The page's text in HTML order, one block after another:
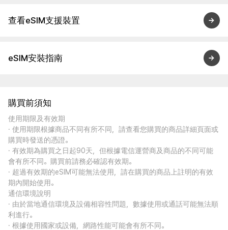
查看eSIM支援裝置
eSIM安裝指南
購買前須知
使用期限及有效期
· 使用期限根據商品不同有所不同，請查看您購買的商品詳細頁面或
購買時發送的憑證。
· 有效期為購買之日起90天，但根據電信運營商及商品的不同可能
會有所不同。購買前請務必確認有效期。
· 超過有效期的eSIM可能無法使用，請在購買的商品上註明的有效
期內開始使用。
通信環境說明
· 由於當地通信環境及設備相容性問題，數據使用或通話可能無法順
利進行。
· 根據使用國家或設備，網路性能可能會有所不同。